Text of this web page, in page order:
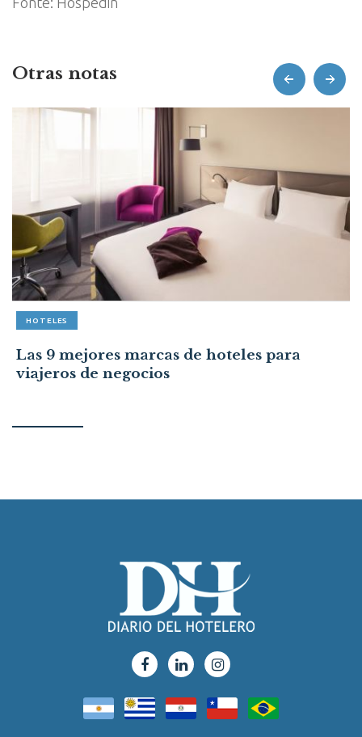
Otras notas
HOTELES
Las 9 mejores marcas de hoteles para
viajeros de negocios
prev next